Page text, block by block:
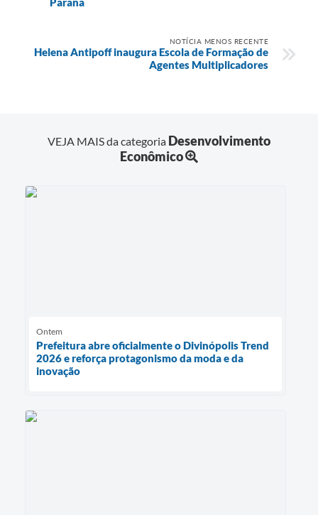
NOTÍCIA MENOS RECENTE
Helena Antipoff inaugura Escola de Formação de
Agentes Multiplicadores
VEJA MAIS da categoria Desenvolvimento
Econômico
Ontem
Prefeitura abre oficialmente o Divinópolis Trend
2026 e reforça protagonismo da moda e da
inovação